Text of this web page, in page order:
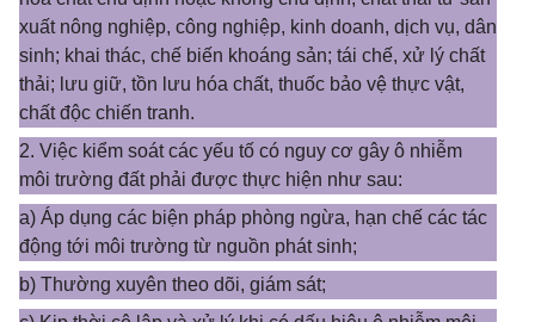
xuất nông nghiệp, công nghiệp, kinh doanh, dịch vụ, dân
sinh; khai thác, chế biến khoáng sản; tái chế, xử lý chất
thải; lưu giữ, tồn lưu hóa chất, thuốc bảo vệ thực vật,
chất độc chiến tranh.
2. Việc kiểm soát các yếu tố có nguy cơ gây ô nhiễm
môi trường đất phải được thực hiện như sau:
a) Áp dụng các biện pháp phòng ngừa, hạn chế các tác
động tới môi trường từ nguồn phát sinh;
b) Thường xuyên theo dõi, giám sát;